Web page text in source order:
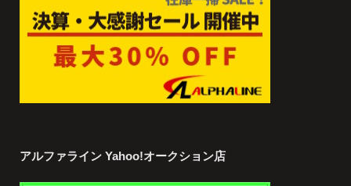
アルファライン Yahoo!オークション店